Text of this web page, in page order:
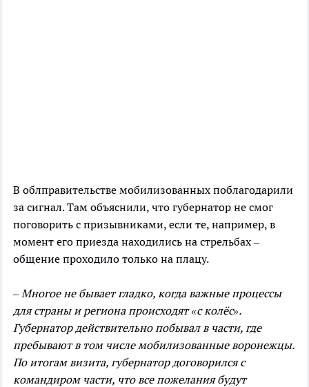
В облправительстве мобилизованных поблагодарили
за сигнал. Там объяснили, что губернатор не смог
поговорить с призывниками, если те, например, в
момент его приезда находились на стрельбах –
общение проходило только на плацу.
– Многое не бывает гладко, когда важные процессы
для страны и региона происходят «с колёс».
Губернатор действительно побывал в части, где
пребывают в том числе мобилизованные воронежцы.
По итогам визита, губернатор договорился с
командиром части, что все пожелания будут